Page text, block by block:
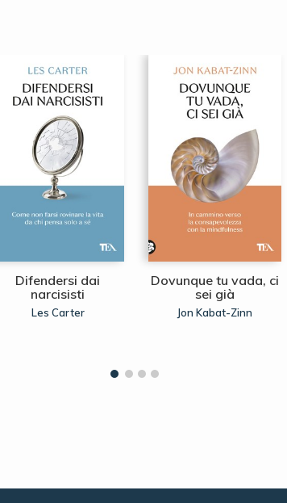
Difendersi dai
narcisisti
Les Carter
Dovunque tu vada, ci
sei già
Jon Kabat-Zinn